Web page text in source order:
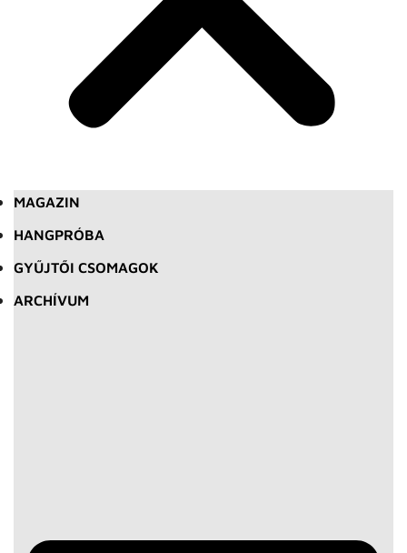
MAGAZIN
HANGPRÓBA
GYŰJTŐI CSOMAGOK
ARCHÍVUM